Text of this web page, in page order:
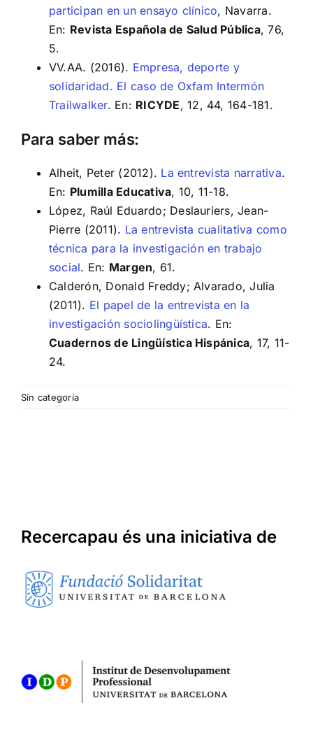
participan en un ensayo clínico, Navarra.
En: Revista Española de Salud Pública, 76,
5.
VV.AA. (2016). Empresa, deporte y
solidaridad. El caso de Oxfam Intermón
Trailwalker. En: RICYDE, 12, 44, 164-181.
Para saber más:
Alheit, Peter (2012). La entrevista narrativa.
En: Plumilla Educativa, 10, 11-18.
López, Raúl Eduardo; Deslauriers, Jean-
Pierre (2011). La entrevista cualitativa como
técnica para la investigación en trabajo
social. En: Margen, 61.
Calderón, Donald Freddy; Alvarado, Julia
(2011). El papel de la entrevista en la
investigación sociolingüística. En:
Cuadernos de Lingüística Hispánica, 17, 11-
24.
Sin categoría
Recercapau és una iniciativa de